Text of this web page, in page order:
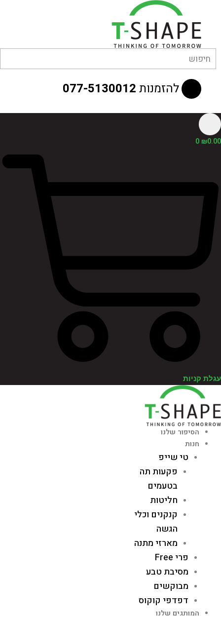
להזמנות077-5130012
₪
0
קניות
הסיפור שלנו
חנות
טי שייפ
פקעות תה
בטעמים
חליטות
קנקנים וכלי
הגשה
מארזי מתנה
פרי Free
מסיבת טבע
מבוקשים
דפדפי קוקוס
המותגים שלנו